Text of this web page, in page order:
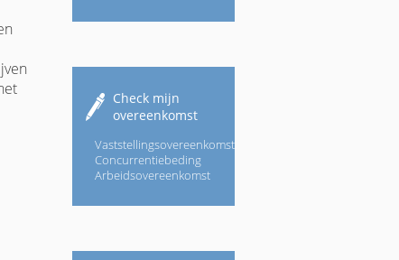
Check mijn
overeenkomst
Vaststellingsovereenkomst
Concurrentiebeding
Arbeidsovereenkomst